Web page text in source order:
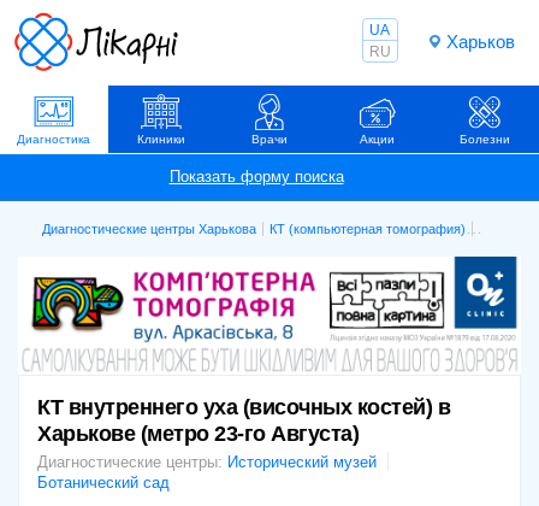
Харьков
UA
RU
Диагностика Клиники Врачи Акции Болезни
Диагностические центры Харькова КТ (компьютерная томография)
КТ внутреннего уха (височных костей) в
Харькове (метро 23-го Августа)
Диагностические центры: Исторический музей
Ботанический сад